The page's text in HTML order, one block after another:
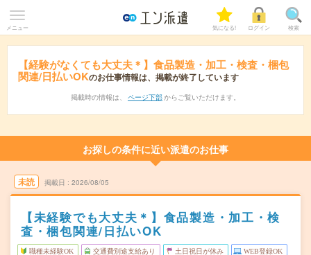
メニュー 気になる! ログイン 検索
【経験がなくても大丈夫＊】食品製造・加工・検査・梱包
関連/日払いOKのお仕事情報は、掲載が終了しています
掲載時の情報は、 ページ下部 からご覧いただけます。
お探しの条件に近い派遣のお仕事
未読 掲載日 2026/08/05
【未経験でも大丈夫＊】食品製造・加工・検
査・梱包関連/日払いOK
職種未経験OK 交通費別途支給あり 土日祝日が休み WEB登録OK